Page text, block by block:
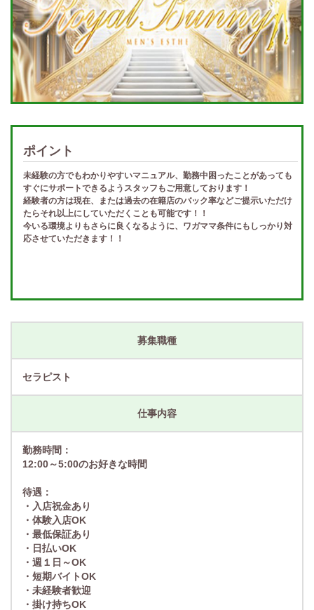
ポイント
未経験の方でもわかりやすいマニュアル、勤務中困ったことがあっても
すぐにサポートできるようスタッフもご用意しております！
経験者の方は現在、または過去の在籍店のバック率などご提示いただけ
たらそれ以上にしていただくことも可能です！！
今いる環境よりもさらに良くなるように、ワガママ条件にもしっかり対
応させていただきます！！
募集職種
セラピスト
仕事内容
勤務時間：
12:00～5:00のお好きな時間
待遇：
・入店祝金あり
・体験入店OK
・最低保証あり
・日払いOK
・週１日～OK
・短期バイトOK
・未経験者歓迎
・掛け持ちOK